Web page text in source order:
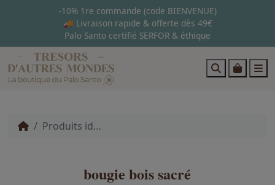
-10% 1re commande (code BIENVENUE)
🚚 Livraison rapide & offerte dès 49€
Palo Santo certifié SERFOR & éthique
SearchCart
Produits identifiés “bougie bois sacré”
bougie bois sacré